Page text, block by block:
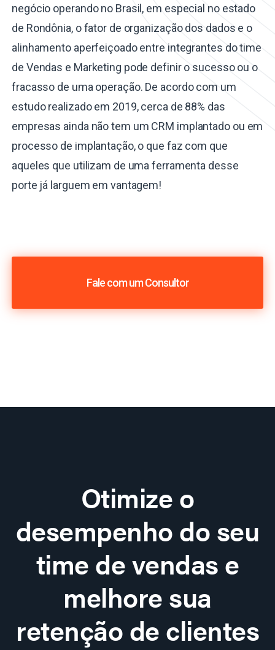
negócio operando no Brasil, em especial no estado
de Rondônia, o fator de organização dos dados e o
alinhamento aperfeiçoado entre integrantes do time
de Vendas e Marketing pode definir o sucesso ou o
fracasso de uma operação. De acordo com um
estudo realizado em 2019, cerca de 88% das
empresas ainda não tem um CRM implantado ou em
processo de implantação, o que faz com que
aqueles que utilizam de uma ferramenta desse
porte já larguem em vantagem!
Fale com um Consultor
Otimize o
desempenho do seu
time de vendas e
melhore sua
retenção de clientes